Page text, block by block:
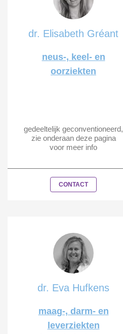
dr. Elisabeth Gréant
neus-, keel- en
oorziekten
gedeeltelijk geconventioneerd,
zie onderaan deze pagina
voor meer info
CONTACT
dr. Eva Hufkens
maag-, darm- en
leverziekten